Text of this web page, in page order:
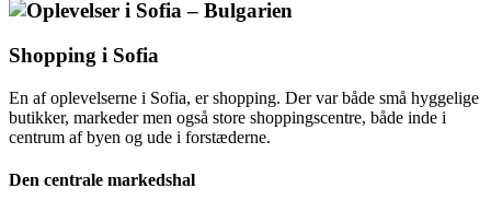
Shopping i Sofia
En af oplevelserne i Sofia, er shopping. Der var både små hyggelige
butikker, markeder men også store shoppingscentre, både inde i
centrum af byen og ude i forstæderne.
Den centrale markedshal